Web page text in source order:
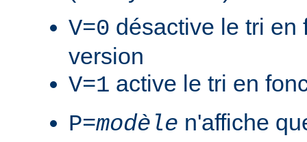
V=0 désactive le tri en
version
V=1 active le tri en
P=modèle n'affiche